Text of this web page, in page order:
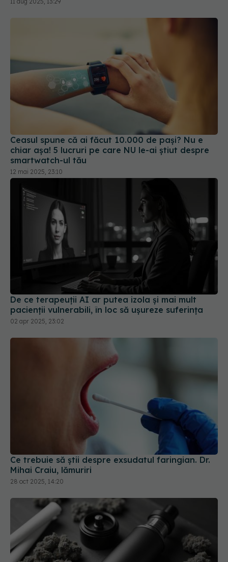
Ceasul spune că ai făcut 10.000 de pași? Nu e
chiar așa! 5 lucruri pe care NU le-ai știut despre
smartwatch-ul tău
De ce terapeuții AI ar putea izola și mai mult
pacienții vulnerabili, în loc să ușureze suferința
Ce trebuie să știi despre exsudatul faringian. Dr.
Mihai Craiu, lămuriri